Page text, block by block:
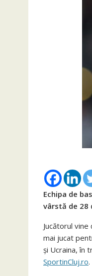
Echipa de
vârstă de 28
Jucătorul
mai jucat
și Ucraina, în
SportinCluj.ro.